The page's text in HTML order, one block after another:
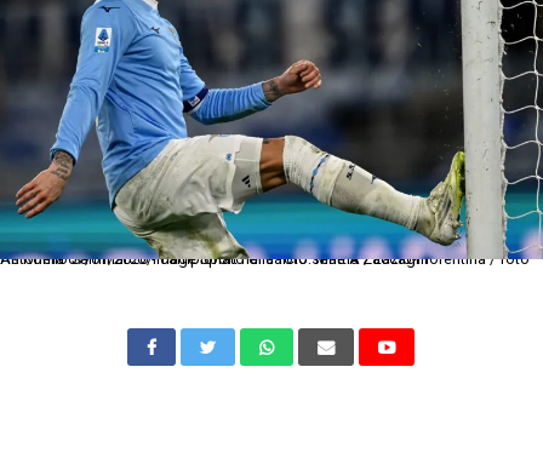
As Roma 07/01/2026 - campionato di calcio serie A / Lazio-Fiorentina / foto Antonello Sammarco/Image Sport nella foto: Mattia Zaccagni